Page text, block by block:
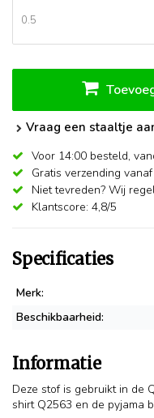
Vraag een staaltje
Voor 14:00 besteld,
Gratis verzending
Niet tevreden? Wij
Klantscore: 4,8/5
Specificaties
Merk:
Beschikbaarheid:
Informatie
Deze stof is gebruikt in de
shirt Q2563 en de pyjama